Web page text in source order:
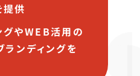
提供
グやWEB活用の
ランディングを